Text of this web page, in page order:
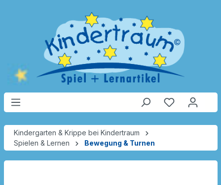
Kindergarten & Krippe bei Kindertraum
Spielen & Lernen
Bewegung & Turnen